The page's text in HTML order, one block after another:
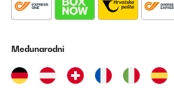
Međunarodni